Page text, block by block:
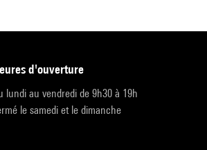
heures d'ouverture
lundi au vendredi de 9h30 à 19h
le samedi et le dimanche